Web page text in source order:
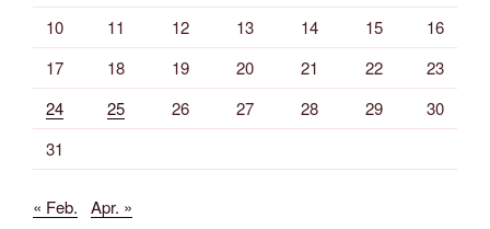
10
11 12 13 14 15
16
17
18 19 20 21 22
23
24
25 26 27 28 29
30
31
« Feb. Apr. »